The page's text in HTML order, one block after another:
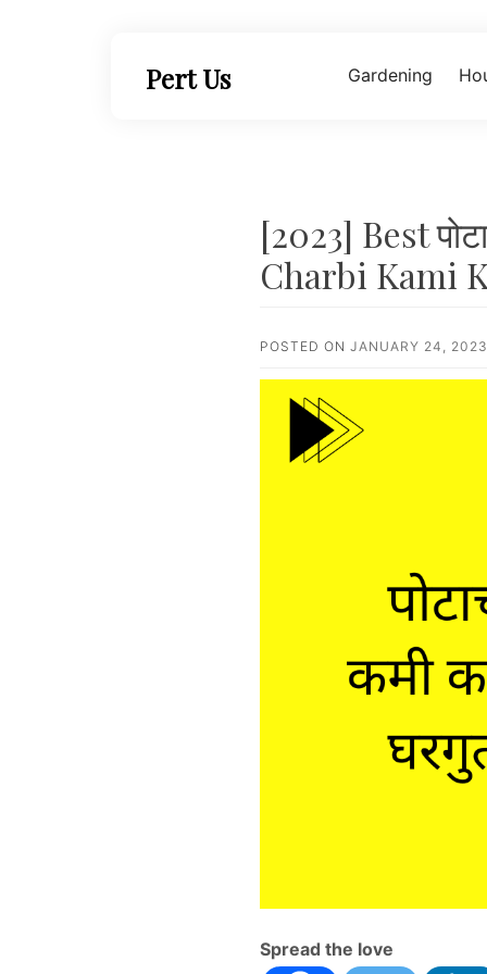
Pert Us Gardening
[2023] Best
Charbi Kami
POSTED ON JANUARY 24, 2023
Spread the love